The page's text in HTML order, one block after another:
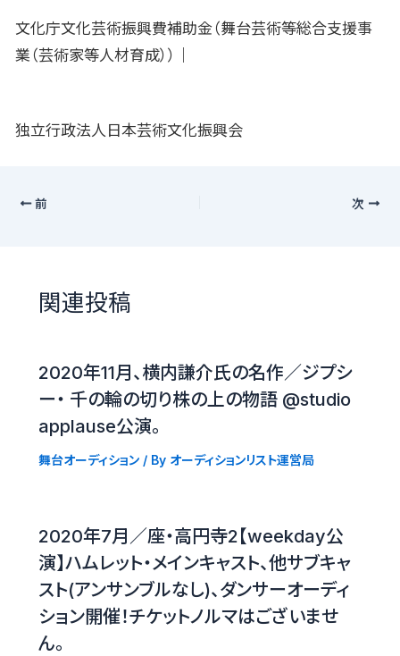
文化庁文化芸術振興費補助金（舞台芸術等総合支援事
業（芸術家等人材育成））｜
独立行政法人日本芸術文化振興会
前 次
関連投稿
2020年11月、横内謙介氏の名作／ジプシ
ー・ 千の輪の切り株の上の物語 @studio
applause公演。
舞台オーディション/ By オーディションリスト運営局
2020年7月／座・高円寺2【weekday公
演】ハムレット・メインキャスト、他サブキャ
スト(アンサンブルなし)、ダンサーオーディ
ション開催！チケットノルマはございませ
ん。